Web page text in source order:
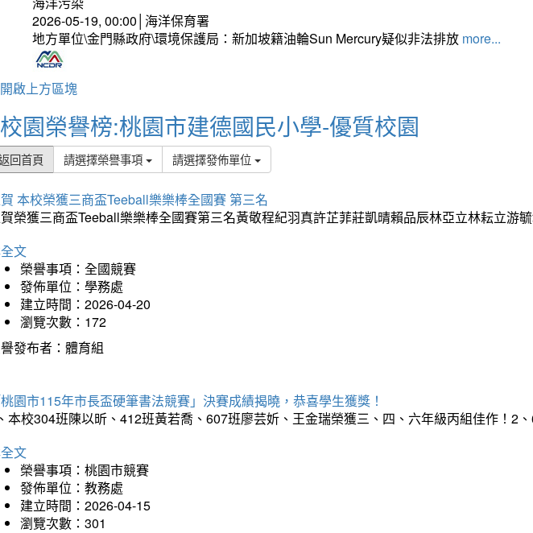
2026-05-19, 00:00│海洋保育署
地方單位\金門縣政府\環境保護局：新加坡籍油輪Sun Mercury疑似非法排放 more...
開啟上方區塊
校園榮譽榜:桃園市建德國民小學-優質校園
回首頁 請選擇榮譽事項 請選擇發佈單位
本校榮獲三商盃Teeball樂樂棒全國賽 第三名
榮獲三商盃Teeball樂樂棒全國賽第三名黃敬程紀羽真許芷菲莊凱晴賴品辰林亞立林耘立游
文
榮譽事項：全國競賽
發佈單位：學務處
建立時間：2026-04-20
瀏覽次數：172
發布者：體育組
園市115年市長盃硬筆書法競賽」決賽成績揭曉，恭喜學生獲獎！
本校304班陳以昕、412班黃若喬、607班廖芸妡、王金瑞榮獲三、四、六年級丙組佳作！2
文
榮譽事項：桃園市競賽
發佈單位：教務處
建立時間：2026-04-15
瀏覽次數：301